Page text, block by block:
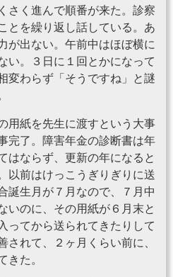
さく進んで順番が来た。診察
とを繰り返し話している。あ
が出ない。午前中はほぼ横に
い。３日に１回とかになって
変わらず「そうですね」と謎
用紙を先生に渡すという大事
完了。障害年金の診断書は年
はならず、更新の年になると
以前はけっこうぎりぎりに送
誕生月が７月なので、７月中
いのに、その用紙が６月末と
ってから送られてきたりして
されて、２ヶ月くらい前に、
きた。